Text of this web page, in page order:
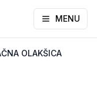
MENU
OLAKŠICA